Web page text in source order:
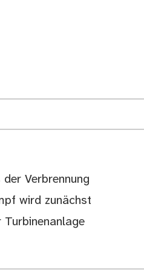
Verbrennung
wird zunächst